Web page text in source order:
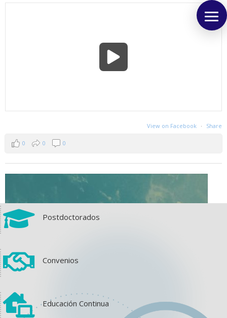
View on Facebook · Share
0 0 0
 Postdoctorados
 Convenios
 Educación Continua